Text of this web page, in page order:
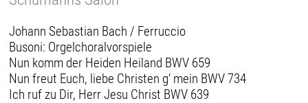
Johann Sebastian Bach / Ferruccio
Busoni: Orgelchoralvorspiele
Nun komm der Heiden Heiland BWV 659
Nun freut Euch, liebe Christen g‘ mein BWV 734
Ich ruf zu Dir, Herr Jesu Christ BWV 639